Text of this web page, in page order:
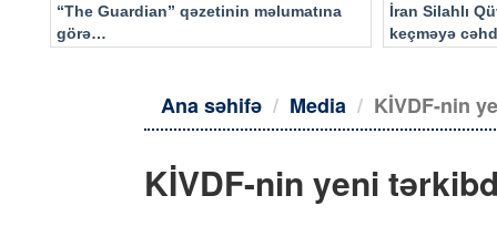
“The Guardian” qəzetinin məlumatına
görə…
İran Silahlı
keçməyə
Ana səhifə Media KİVDF-nin
KİVDF-nin yeni